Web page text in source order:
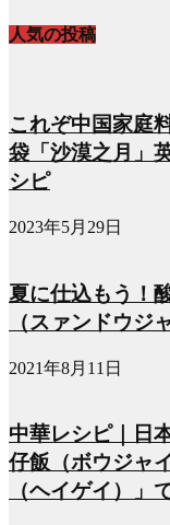
人気の投稿
これぞ中国家庭
袋「沙漠之月」
シピ
2023年5月29日
夏に仕込もう！
（スァンドウジ
2021年8月11日
中華レシピ｜日
仔飯（ボウジャ
（ヘイゲイ）」